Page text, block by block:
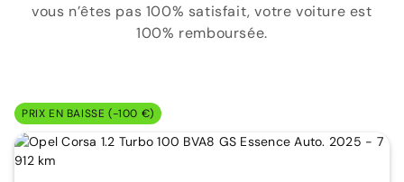
vous n’êtes pas 100% satisfait, votre voiture est
100% remboursée.
PRIX EN BAISSE (-100 €)